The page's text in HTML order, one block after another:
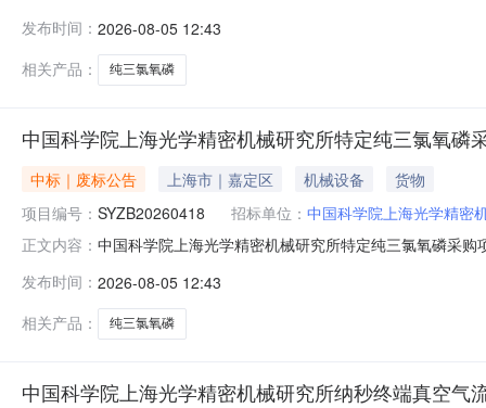
止时间2026年08月05日9点50分，有且仅有一家潜在投
名称：中国科学院上海
发布时间： 2026-08-05 12:43
相关产品：
纯三氯氧磷
中国科学院上海光学精密机械研究所特定纯三氯氧磷
中标｜废标公告 上海市｜嘉定区 机械设备
货物
项目编号： SYZB20260418 招标单位： 中国科学院上海光学精密
正文内容： 中国科学院上海光学精密机械研究所特定纯三氯氧磷采
止时间2026年08月05日9点30分，有且仅有一家潜在投
名称：中国科学院上海
发布时间： 2026-08-05 12:43
相关产品：
纯三氯氧磷
中国科学院上海光学精密机械研究所纳秒终端真空气